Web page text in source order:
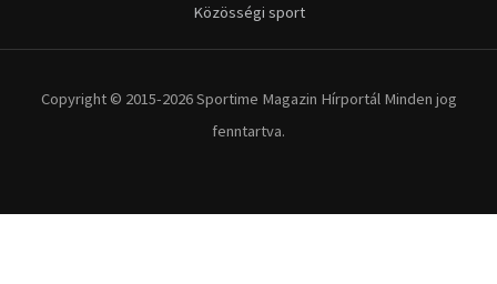
Közösségi sport
Copyright © 2015-2026 Sportime Magazin Hírportál Minden jog
fenntartva.